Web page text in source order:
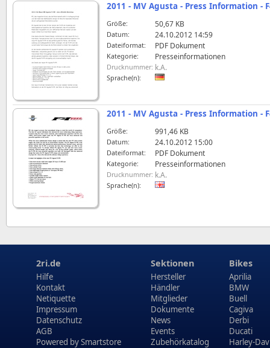
2011 - MV Agusta - Press Information -
Größe: 50,67 KB
Datum: 24.10.2012 14:59
Dateiformat: PDF Dokument
Kategorie: Presseinformationen
Drucknummer: k.A.
Sprache(n):
2011 - MV Agusta - Press Information -
Größe: 991,46 KB
Datum: 24.10.2012 15:00
Dateiformat: PDF Dokument
Kategorie: Presseinformationen
Drucknummer: k.A.
Sprache(n):
2ri.de
Hilfe
Kontakt
Netiquette
Impressum
Datenschutz
AGB
Powered bySmartstore
Sektionen
Hersteller
Händler
Mitglieder
Dokumente
News
Events
Zubehörkatalog
Bikes
Aprilia
BMW
Buell
Cagiva
Derbi
Ducati
Harley-